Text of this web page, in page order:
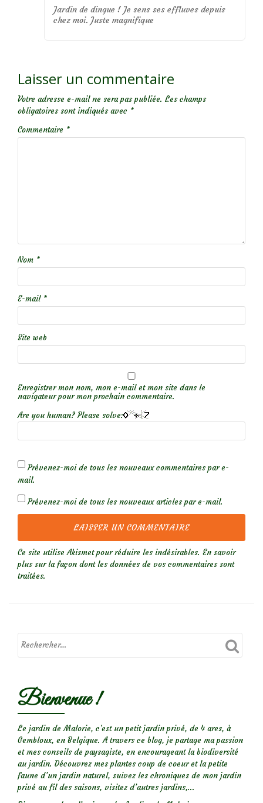
Jardin de dingue ! Je sens ses effluves depuis
chez moi. Juste magnifique
Laisser un commentaire
Votre adresse e-mail ne sera pas publiée. Les champs
obligatoires sont indiqués avec *
Commentaire *
Nom *
E-mail *
Site web
Enregistrer mon nom, mon e-mail et mon site dans le
navigateur pour mon prochain commentaire.
Are you human? Please solve:
Prévenez-moi de tous les nouveaux commentaires par e-
mail.
Prévenez-moi de tous les nouveaux articles par e-mail.
Ce site utilise Akismet pour réduire les indésirables. En savoir
plus sur la façon dont les données de vos commentaires sont
traitées.
Bienvenue !
Le jardin de Malorie, c'est un petit jardin privé, de 4 ares, à
Gembloux, en Belgique. A travers ce blog, je partage ma passion
et mes conseils de paysagiste, en encourageant la biodiversité
au jardin. Découvrez mes plantes coup de coeur et la petite
faune d’un jardin naturel, suivez les chroniques de mon jardin
privé au fil des saisons, visitez d’autres jardins,...